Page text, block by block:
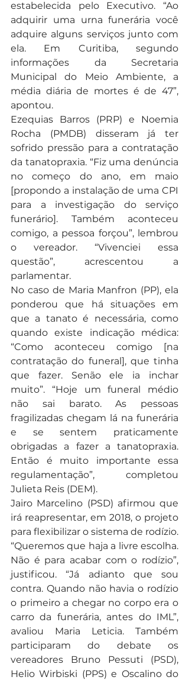
estabelecida pelo Executivo. “Ao
adquirir uma urna funerária você
adquire alguns serviços junto com
ela. Em Curitiba, segundo
informações da Secretaria
Municipal do Meio Ambiente, a
média diária de mortes é de 47”,
apontou.
Ezequias Barros (PRP) e Noemia
Rocha (PMDB) disseram já ter
sofrido pressão para a contratação
da tanatopraxia. “Fiz uma denúncia
no começo do ano, em maio
[propondo a instalação de uma CPI
para a investigação do serviço
funerário]. Também aconteceu
comigo, a pessoa forçou”, lembrou
o vereador. “Vivenciei essa
questão”, acrescentou a
parlamentar.
No caso de Maria Manfron (PP), ela
ponderou que há situações em
que a tanato é necessária, como
quando existe indicação médica:
“Como aconteceu comigo [na
contratação do funeral], que tinha
que fazer. Senão ele ia inchar
muito”. “Hoje um funeral médio
não sai barato. As pessoas
fragilizadas chegam lá na funerária
e se sentem praticamente
obrigadas a fazer a tanatopraxia.
Então é muito importante essa
regulamentação”, completou
Julieta Reis (DEM).
Jairo Marcelino (PSD) afirmou que
irá reapresentar, em 2018, o projeto
para flexibilizar o sistema de rodízio.
“Queremos que haja a livre escolha.
Não é para acabar com o rodízio”,
justificou. “Já adianto que sou
contra. Quando não havia o rodízio
o primeiro a chegar no corpo era o
carro da funerária, antes do IML”,
avaliou Maria Leticia. Também
participaram do debate os
vereadores Bruno Pessuti (PSD),
Helio Wirbiski (PPS) e Oscalino do